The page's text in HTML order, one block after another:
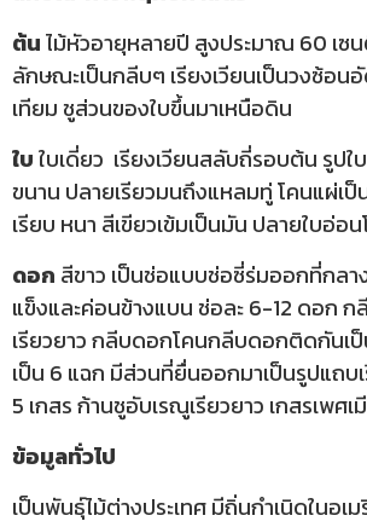
ต้นไม้หัวอายุหลายปี สูงประมาณ 60 เซ
ลักษณะเป็นกลีบๆ เรียงเวียนเป็นวงซ้อน
เทียม ชูส่วนของใบขึ้นมาเหนือดิน
ใบใบเดี่ยว เรียงเวียนสลับถี่รอบต้น รูป
ขนาน ปลายเรียวมนถึงแหลมทู่ โคนแผ่เ
เรียบ หนา สีเขียวเข้มเป็นมัน ปลายใบอ่อ
ดอก สีขาว เป็นช่อแบบช่อซี่ร่มออกที่กล
แข็งและค่อนข้างแบน ช่อละ 6-12 ดอก ก
เรียวยาว กลีบดอกโคนกลีบดอกติดกัน
เป็น 6 แฉก มีส่วนที่ยื่นออกมาเป็นรูปแถบ
5 เกสร ก้านชูอับเรณูเรียวยาว เกสรเพศเ
ข้อมูลทั่วไป
เป็นพันธุ์ไม้ต่างประเทศ มีถิ่นกำเนิดในอเม